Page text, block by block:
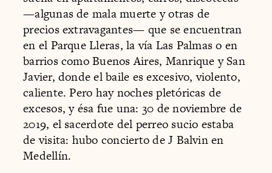
—algunas de mala muerte y otras de
precios extravagantes— que se encuentran
en el Parque Lleras, la vía Las Palmas o en
barrios como Buenos Aires, Manrique y San
Javier, donde el baile es excesivo, violento,
caliente. Pero hay noches pletóricas de
excesos, y ésa fue una: 30 de noviembre de
2019, el sacerdote del perreo sucio estaba
de visita: hubo concierto de J Balvin en
Medellín.